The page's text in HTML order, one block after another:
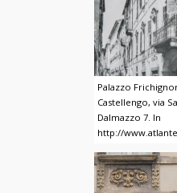
Palazzo
Castellengo, via
Dalmazzo 7. In
http://